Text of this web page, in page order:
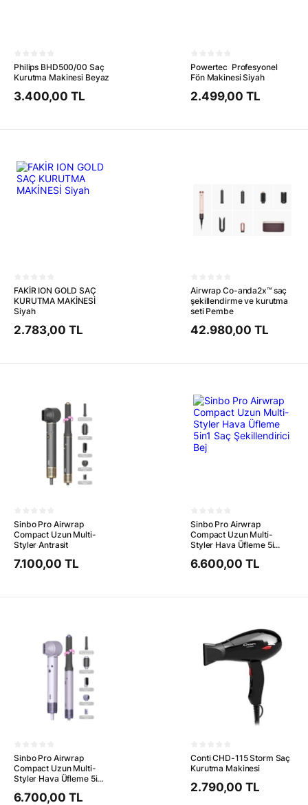
Philips BHD500/00 Saç
Kurutma Makinesi Beyaz
3.400,00 TL
Powertec Profesyonel
Fön Makinesi Siyah
2.499,00 TL
FAKİR ION GOLD SAÇ
KURUTMA MAKİNESİ
Siyah
2.783,00 TL
Airwrap Co-anda2x™ saç
şekillendirme ve kurutma
seti Pembe
42.980,00 TL
Sinbo Pro Airwrap
Compact Uzun Multi-
Styler Antrasit
7.100,00 TL
Sinbo Pro Airwrap
Compact Uzun Multi-
Styler Hava Üfleme 5i...
6.600,00 TL
Sinbo Pro Airwrap
Compact Uzun Multi-
Styler Hava Üfleme 5i...
6.700,00 TL
Conti CHD-115 Storm Saç
Kurutma Makinesi
2.790,00 TL